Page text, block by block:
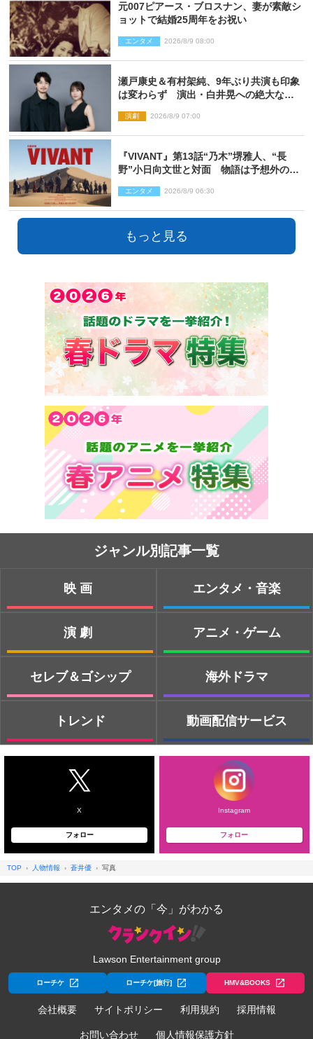
元007ピアース・ブロスナン、妻が素敵シ
ョットで結婚25周年をお祝い
エンタメ 2026/8/9 08:00
瀬戸康史＆有村架純、9年ぶり共演も印象
は変わらず 演出・白井晃への絶大なる
演劇 2026/8/9 07:00
『VIVANT』第13話“乃木”堺雅人、“長
野”小日向文世と対面 物語は予想外の展
エンタメ 2026/8/9 06:30
もっと見る
ジャンル別記事一覧
映画
演劇
セレブ＆ゴシップ
トレンド
エンタメ・音楽
アニメ・ゲーム
海外ドラマ
動画配信サービス
X
フォロー
Instagram
フォロー
TOP 人物情報 蒼井優 写真
エンタメの「今」がわかる
Lawson Entertainment group
ローチケ ローチケ[旅行] HMV&BOOKS
会社概要 サイトポリシー 利用規約 採用情報
お問い合わせ 個人情報保護方針